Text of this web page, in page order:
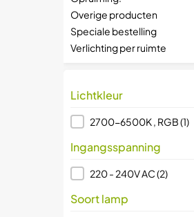
Overige producten
Speciale bestelling
Verlichting per ruimte
Lichtkleur
Lichtkleur
2700-6500K , RGB(1)
Ingangsspanning
Ingangsspanning
220 - 240V AC(2)
Soort lamp